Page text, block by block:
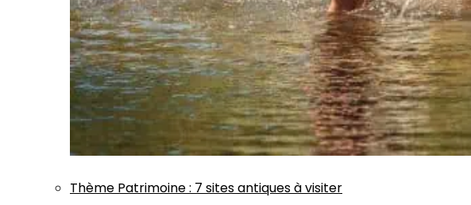
Thème Patrimoine: 7 sites antiques à visiter